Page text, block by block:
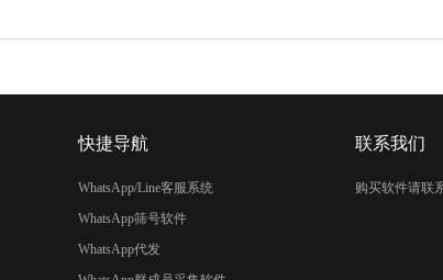
快捷导航
WhatsApp/Line客服系统
WhatsApp筛号软件
WhatsApp代发
联系我们
购买软件请联